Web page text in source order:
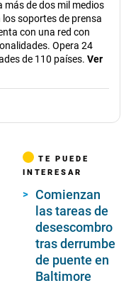
de dos mil medios
soportes de prensa
con una red con
Opera 24
de 110 países. Ver
TE PUEDE
INTERESAR
Comienzan
las tareas de
desescombro
tras derrumbe
de puente en
Baltimore